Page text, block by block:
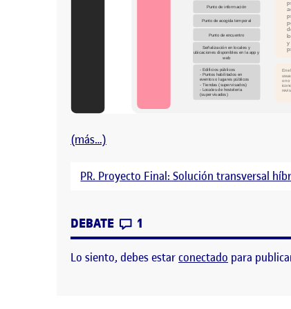
(más…)
PR. Proyecto Final: Solución transversal
DEBATE CONTRIBUTIONS
1
Lo siento, debes estarconectado para